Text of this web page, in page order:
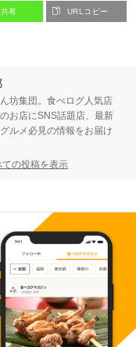
有 URLコピー
坊集団。食べログ人気店
お店にSNS話題店、最新
ルメ必見の情報をお届け
ての投稿を表示